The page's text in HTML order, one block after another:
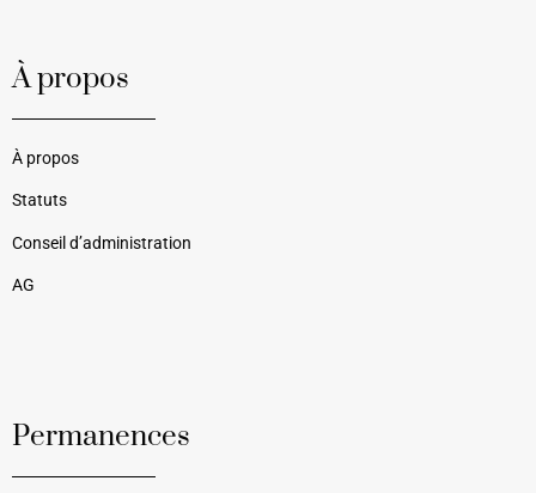
À propos
À propos
Statuts
Conseil d’administration
AG
Permanences